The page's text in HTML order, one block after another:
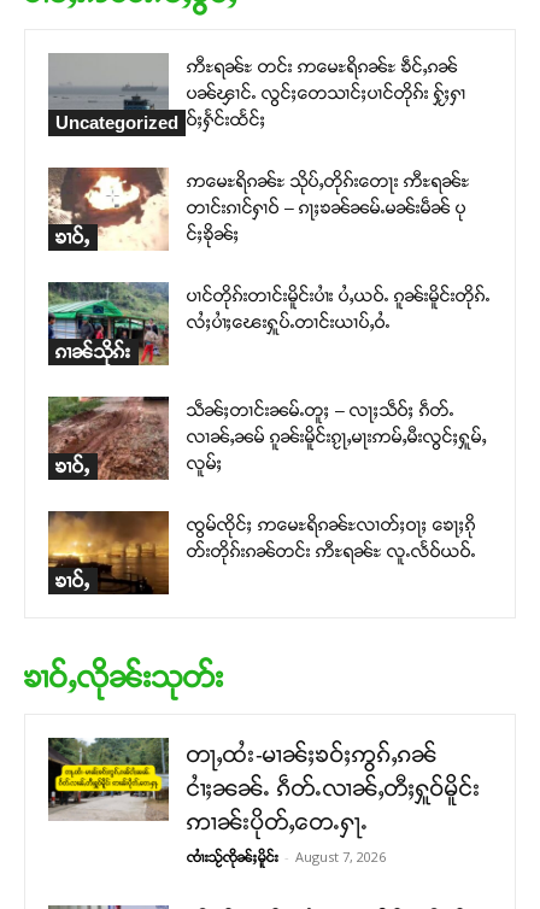
Uncategorized
ဢီႊရၼ်ႊ တင်း ဢမေႊရိၵၼ်ႊ ၶဵင်ႇၵၼ်
ပၼ်ၾၢင်ႉ လွင်ႈတေသၢင်ႈပၢင်တိုၵ်း ႁႂ်ႈႁၢ
ဝ်ႈႁႅင်းထႅင်ႈ
ၶၢဝ်ႇ
ဢမေႊရိၵၼ်ႊ သိုပ်ႇတိုၵ်းတေႃး ဢီႊရၼ်ႊ
တၢင်းၵၢင်ႁၢဝ် – ၵႃႈၶၼ်ၼမ်ႉမၼ်းမဵၼ် ပု
င်ႈၶိုၼ်ႈ
ၵၢၼ်သိုၵ်း
ပၢင်တိုၵ်းတၢင်းမိူင်းပၢႆး ပႆႇယဝ်ႉ ၵူၼ်းမိူင်းတိုၵ်ႉ
လႆႈပၢႆႈၽေးႁူပ်ႉတၢင်းယၢပ်ႇဝႆႉ
ၶၢဝ်ႇ
သဵၼ်ႈတၢင်းၼမ်ႉတူႈ – လႃႈသဵဝ်ႈ ၵဵတ်ႉ
လၢၼ်ႇၼမ် ၵူၼ်းမိူင်းၵႂႃႇမႃးဢမ်ႇမီးလွင်ႈႁူမ်ႇ
လူမ်ႈ
ၶၢဝ်ႇ
ၸွမ်ၸိုင်ႈ ဢမေႊရိၵၼ်ႊလၢတ်ႈဝႃႈ ၶေႃႈၵို
တ်းတိုၵ်းၵၼ်တင်း ဢီႊရၼ်ႊ လူႉလႅဝ်ယဝ်ႉ
ၶၢဝ်ႇလိုၼ်းသုတ်း
တႃႇထႆး-မၢၼ်ႈၶဝ်ႈဢွၵ်ႇၵၼ်
ငၢႆႈၼၼ်ႉ ၵဵတ်ႉလၢၼ်ႇတီႈႁူဝ်မိူင်း
ဢၢၼ်းပိုတ်ႇတေႉႁႃႉ
ၸၢႆးသႂ်ၸိုၼ်ႈမိူင်း - August 7, 2026